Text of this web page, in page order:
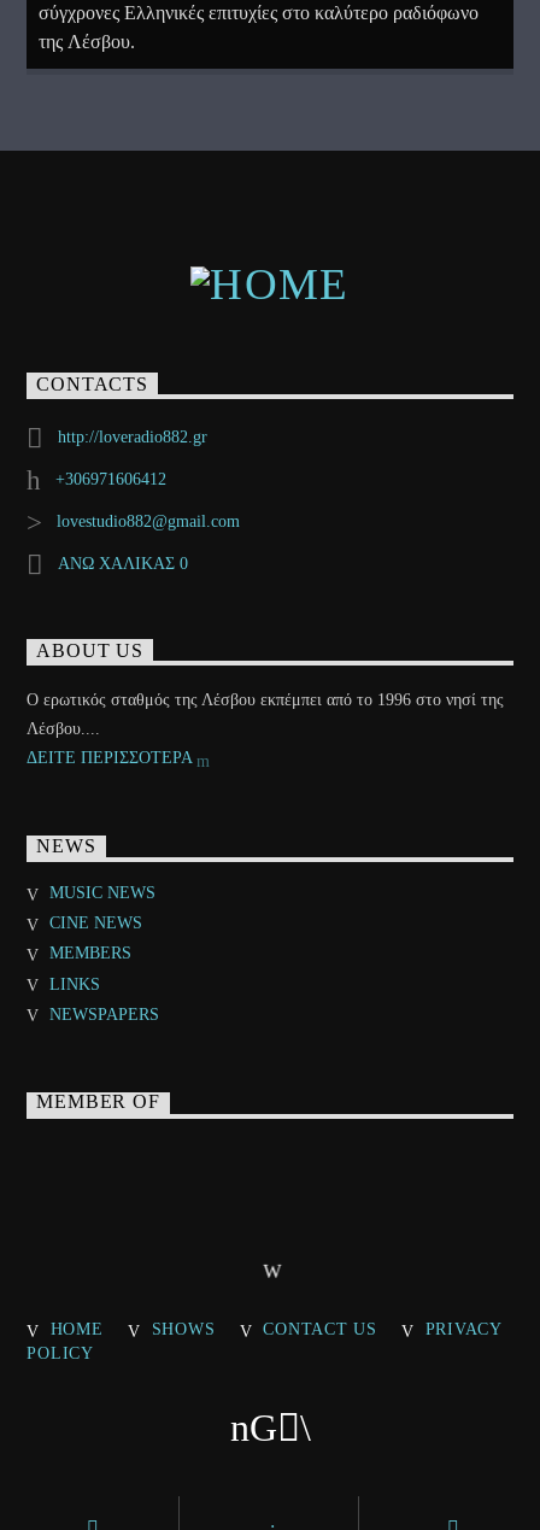
σύγχρονες Ελληνικές επιτυχίες στο καλύτερο ραδιόφωνο
της Λέσβου.
CONTACTS
http://loveradio882.gr
+306971606412
lovestudio882@gmail.com
ΑΝΩ ΧΑΛΙΚΑΣ 0
ABOUT US
Ο ερωτικός σταθμός της Λέσβου εκπέμπει από το 1996 στο νησί της
Λέσβου....
ΔΕΙΤΕ ΠΕΡΙΣΣΟΤΕΡΑ
NEWS
MUSIC NEWS
CINE NEWS
MEMBERS
LINKS
NEWSPAPERS
MEMBER OF
HOME SHOWS CONTACT US
PRIVACY
POLICY